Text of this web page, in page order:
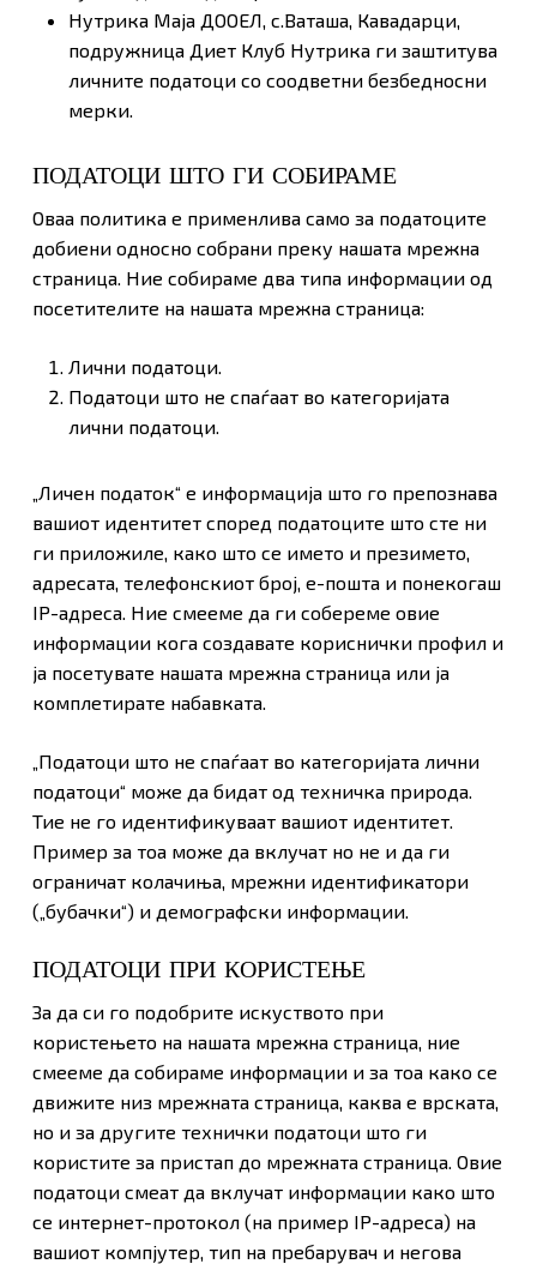
Нутрика Маја ДООЕЛ, с.Ваташа, Кавадарци,
подружница Диет Клуб Нутрика ги заштитува
личните податоци со соодветни безбедносни
мерки.
ПОДАТОЦИ ШТО ГИ СОБИРАМЕ
Оваа политика е применлива само за податоците
добиени односно собрани преку нашата мрежна
страница. Ние собираме два типа информации од
посетителите на нашата мрежна страница:
Лични податоци.
Податоци што не спаѓаат во категоријата
лични податоци.
„Личен податок“ е информација што го препознава
вашиот идентитет според податоците што сте ни
ги приложиле, како што се името и презимето,
адресата, телефонскиот број, е-пошта и понекогаш
IP-адреса. Ние смееме да ги собереме овие
информации кога создавате кориснички профил и
ја посетувате нашата мрежна страница или ја
комплетирате набавката.
„Податоци што не спаѓаат во категоријата лични
податоци“ може да бидат од техничка природа.
Тие не го идентификуваат вашиот идентитет.
Пример за тоа може да вклучат но не и да ги
ограничат колачиња, мрежни идентификатори
(„бубачки“) и демографски информации.
ПОДАТОЦИ ПРИ КОРИСТЕЊЕ
За да си го подобрите искуството при
користењето на нашата мрежна страница, ние
смееме да собираме информации и за тоа како се
движите низ мрежната страница, каква е врската,
но и за другите технички податоци што ги
користите за пристап до мрежната страница. Овие
податоци смеат да вклучат информации како што
се интернет-протокол (на пример IP-адреса) на
вашиот компјутер, тип на пребарувач и негова